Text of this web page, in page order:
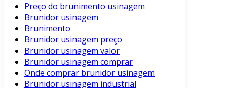
Preço do brunimento usinagem
Brunidor usinagem
Brunimento
Brunidor usinagem preço
Brunidor usinagem valor
Brunidor usinagem comprar
Onde comprar brunidor usinagem
Brunidor usinagem industrial